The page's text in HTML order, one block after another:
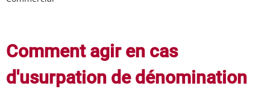
Comment agir en cas
d'usurpation de dénomination